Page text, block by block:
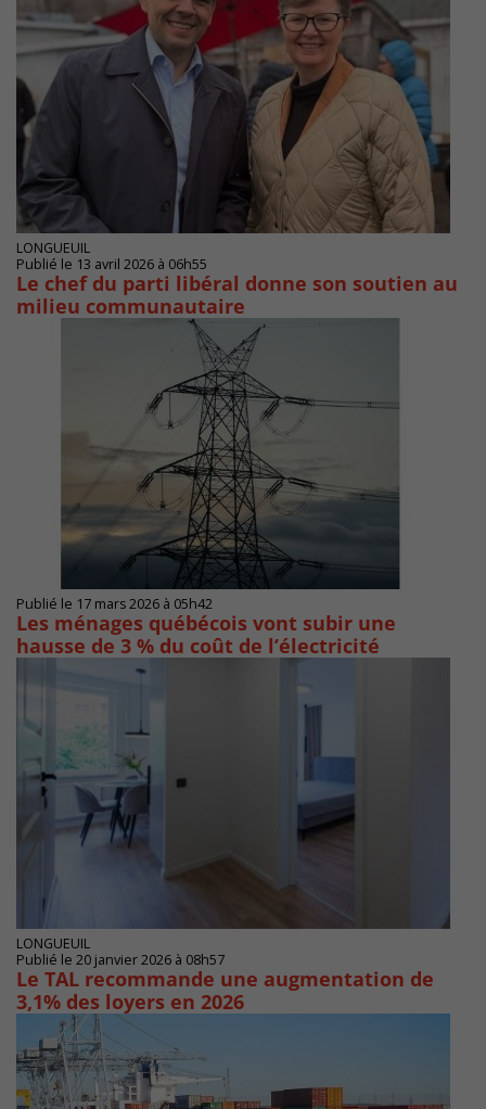
LONGUEUIL
Publié le 13 avril 2026 à 06h55
Le chef du parti libéral donne son soutien au
milieu communautaire
Publié le 17 mars 2026 à 05h42
Les ménages québécois vont subir une
hausse de 3 % du coût de l’électricité
LONGUEUIL
Publié le 20 janvier 2026 à 08h57
Le TAL recommande une augmentation de
3,1% des loyers en 2026